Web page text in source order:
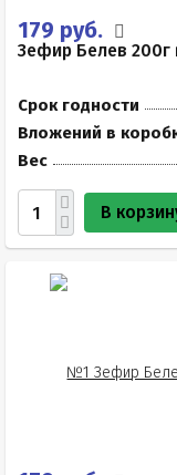
179 руб.
Зефир Белев
Срок годности
Вложений в
Вес
В